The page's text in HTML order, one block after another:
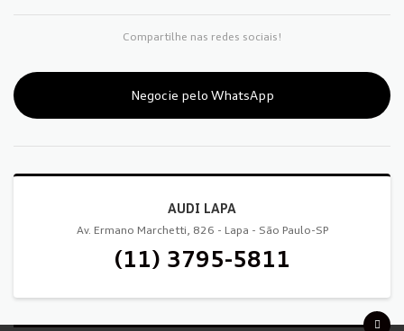
Compartilhe nas redes sociais!
Negocie pelo WhatsApp
AUDI LAPA
Av. Ermano Marchetti, 826 - Lapa - São Paulo-SP
(11) 3795-5811